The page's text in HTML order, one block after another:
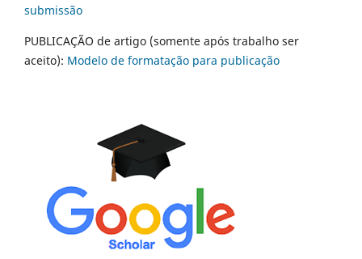
submissão
PUBLICAÇÃO de artigo (somente após trabalho ser
aceito): Modelo de formatação para publicação